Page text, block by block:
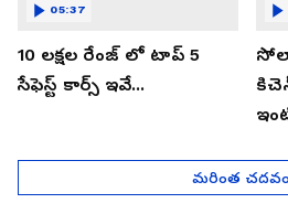
10 లక్షల రేంజ్ లో టాప్ 5
సేఫెస్ట్ కార్స్ ఇవే...
05:37
మరింత